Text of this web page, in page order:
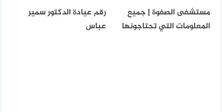
مستشفى الصفوة | جميع
المعلومات التي تحتاجونها
رقم عيادة الدكتور سمير
عباس